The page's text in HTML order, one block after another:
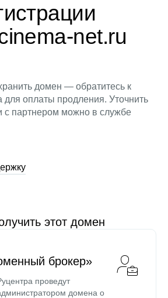
net.ru
домен — обратитесь к
для оплаты продления. Уточнить
с партнером можно в службе
этот домен
брокер»
проведут
домена о